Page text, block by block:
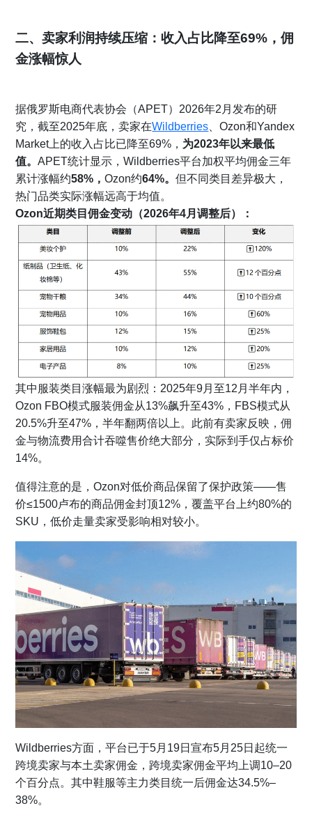
二、卖家利润持续压缩：收入占比降至69%，佣
金涨幅惊人
据俄罗斯电商代表协会（APET）2026年2月发布的研
究，截至2025年底，卖家在Wildberries 、Ozon和Yandex
Market上的收入占比已降至69%， 为2023年以来最低
值。APET统计显示，Wildberries平台加权平均佣金三年
累计涨幅约58%，Ozon约64%。但不同类目差异极大，
热门品类实际涨幅远高于均值。
Ozon近期类目佣金变动（2026年4月调整后）：
其中服装类目涨幅最为剧烈：2025年9月至12月半年内，
Ozon FBO模式服装佣金从13%飙升至43%，FBS模式从
20.5%升至47%，半年翻两倍以上。此前有卖家反映，佣
金与物流费用合计吞噬售价绝大部分，实际到手仅占标价
14%。
值得注意的是，Ozon对低价商品保留了保护政策——售
价≤1500卢布的商品佣金封顶12%，覆盖平台上约80%的
SKU，低价走量卖家受影响相对较小。
Wildberries方面，平台已于5月19日宣布5月25日起统一
跨境卖家与本土卖家佣金，跨境卖家佣金平均上调10–20
个百分点。其中鞋服等主力类目统一后佣金达34.5%–
38%。